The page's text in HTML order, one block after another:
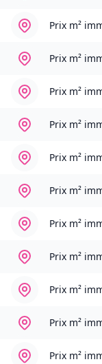
Prix m²
Prix m²
Prix m²
Prix m²
Prix m²
Prix m²
Prix m²
Prix m²
Prix m²
Prix m²
Prix m²